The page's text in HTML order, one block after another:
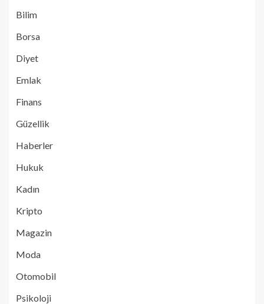
Bilim
Borsa
Diyet
Emlak
Finans
Güzellik
Haberler
Hukuk
Kadın
Kripto
Magazin
Moda
Otomobil
Psikoloji